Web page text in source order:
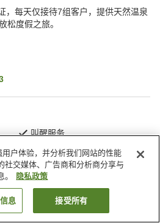
，每天仅接待7组客户，提供天然温泉
松度假之旅。
叫醒服务
丹后 蒲井温泉 一遍庵
搜索客房
户体验，并分析我们网站的性能
社交媒体、广告商和分析商分享与
隐私政策
息 接受所有